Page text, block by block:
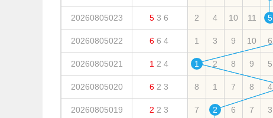
20260805023 5 3 6 2 4 10 11 5
20260805022 6 6 4 1 3 9 10 6
20260805021 1 2 4 1 2 8 9 5
20260805020 6 2 3 8 1 7 8 4
20260805019 2 2 3 7 2 6 7 3